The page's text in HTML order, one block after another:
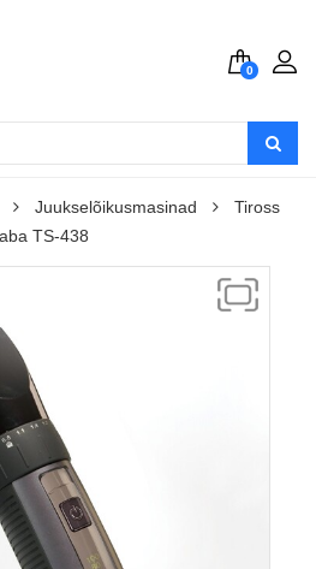
0
Juukselõikusmasinad
Tiross
TS-438